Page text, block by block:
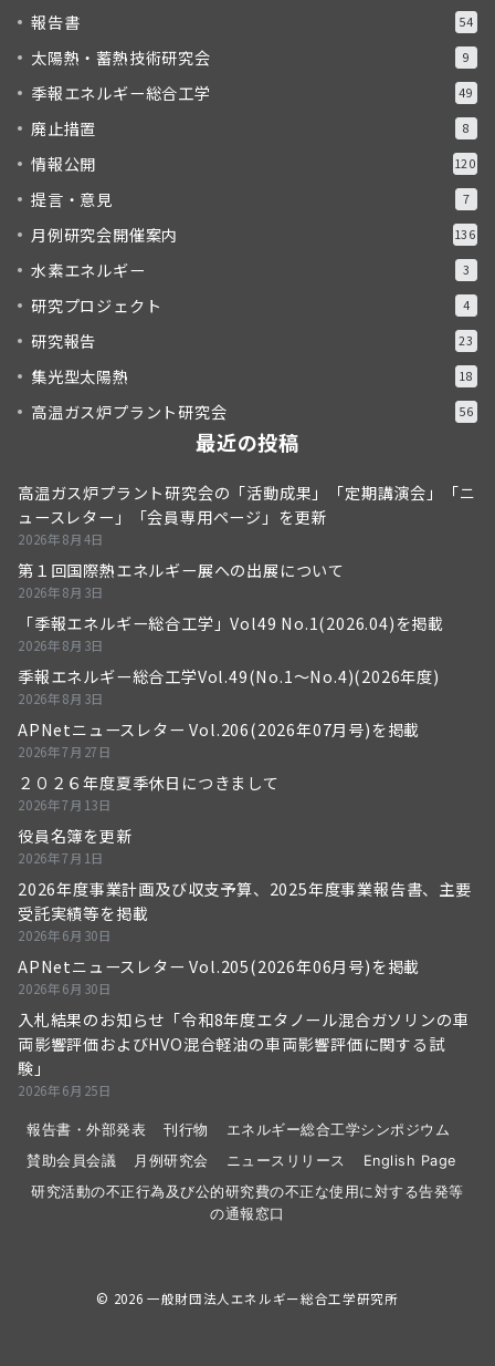
報告書 54
太陽熱・蓄熱技術研究会 9
季報エネルギー総合工学 49
廃止措置 8
情報公開 120
提言・意見 7
月例研究会開催案内 136
水素エネルギー 3
研究プロジェクト 4
研究報告 23
集光型太陽熱 18
高温ガス炉プラント研究会 56
最近の投稿
高温ガス炉プラント研究会の「活動成果」「定期講演会」「ニ
ュースレター」「会員専用ページ」を更新
2026年8月4日
第１回国際熱エネルギー展への出展について
2026年8月3日
「季報エネルギー総合工学」Vol49 No.1(2026.04)を掲載
2026年8月3日
季報エネルギー総合工学Vol.49(No.1～No.4)(2026年度)
2026年8月3日
APNetニュースレター Vol.206(2026年07月号)を掲載
2026年7月27日
２０２６年度夏季休日につきまして
2026年7月13日
役員名簿を更新
2026年7月1日
2026年度事業計画及び収支予算、2025年度事業報告書、主要
受託実績等を掲載
2026年6月30日
APNetニュースレター Vol.205(2026年06月号)を掲載
2026年6月30日
入札結果のお知らせ「令和8年度エタノール混合ガソリンの車
両影響評価およびHVO混合軽油の車両影響評価に関する試
験」
2026年6月25日
報告書・外部発表 刊行物
エネルギー総合工学シンポジウム
賛助会員会議
月例研究会 ニュースリリース
English Page
研究活動の不正行為及び公的研究費の不正な使用に対する告発等
の通報窓口
© 2026 一般財団法人エネルギー総合工学研究所